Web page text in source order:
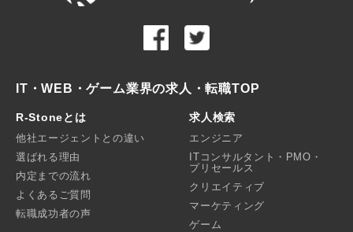
IT・WEB・ゲーム業界の求人・転職TOP
R-Stoneとは
他社エージェントとの違い
選ばれる理由
内定までの流れ
よくあるご質問
転職成功者の声
求人検索
エンジニア
ITコンサルタント・PMO・
プリセールス
クリエイティブ
マーケティング
ゲーム